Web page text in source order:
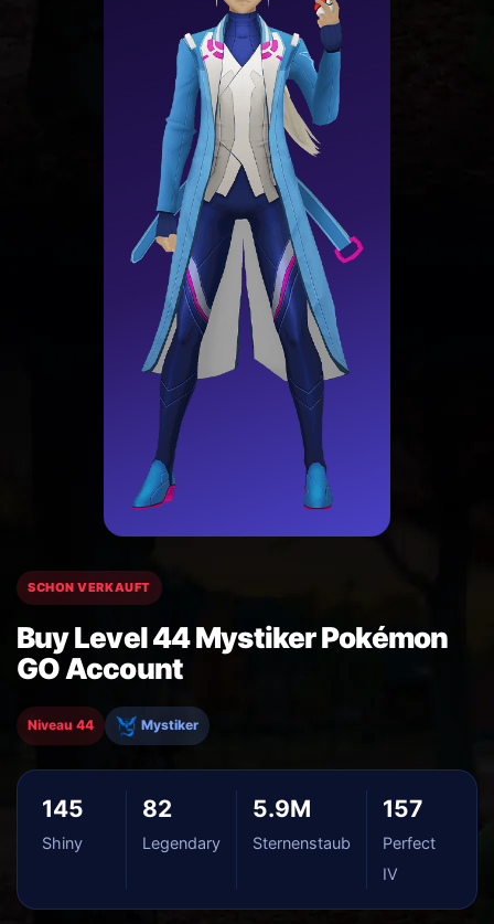
SCHON VERKAUFT
Buy Level 44 Mystiker Pokémon
GO Account
Niveau 44 Mystiker
145
Shiny
82
Legendary
5.9M
Sternenstaub
157
Perfect
IV